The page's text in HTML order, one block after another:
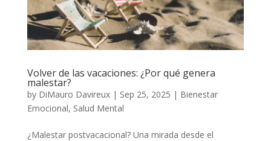
Volver de las vacaciones: ¿Por qué genera
malestar?
by DiMauro Davireux| Sep 25, 2025 | Bienestar
Emocional, Salud Mental
¿Malestar postvacacional? Una mirada desde el